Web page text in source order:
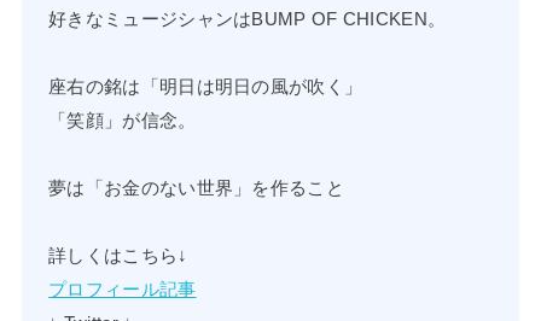
好きなミュージシャンはBUMP OF CHICKEN。
座右の銘は「明日は明日の風が吹く」
「笑顔」が信念。
夢は「お金のない世界」を作ること
詳しくはこちら↓
プロフィール記事